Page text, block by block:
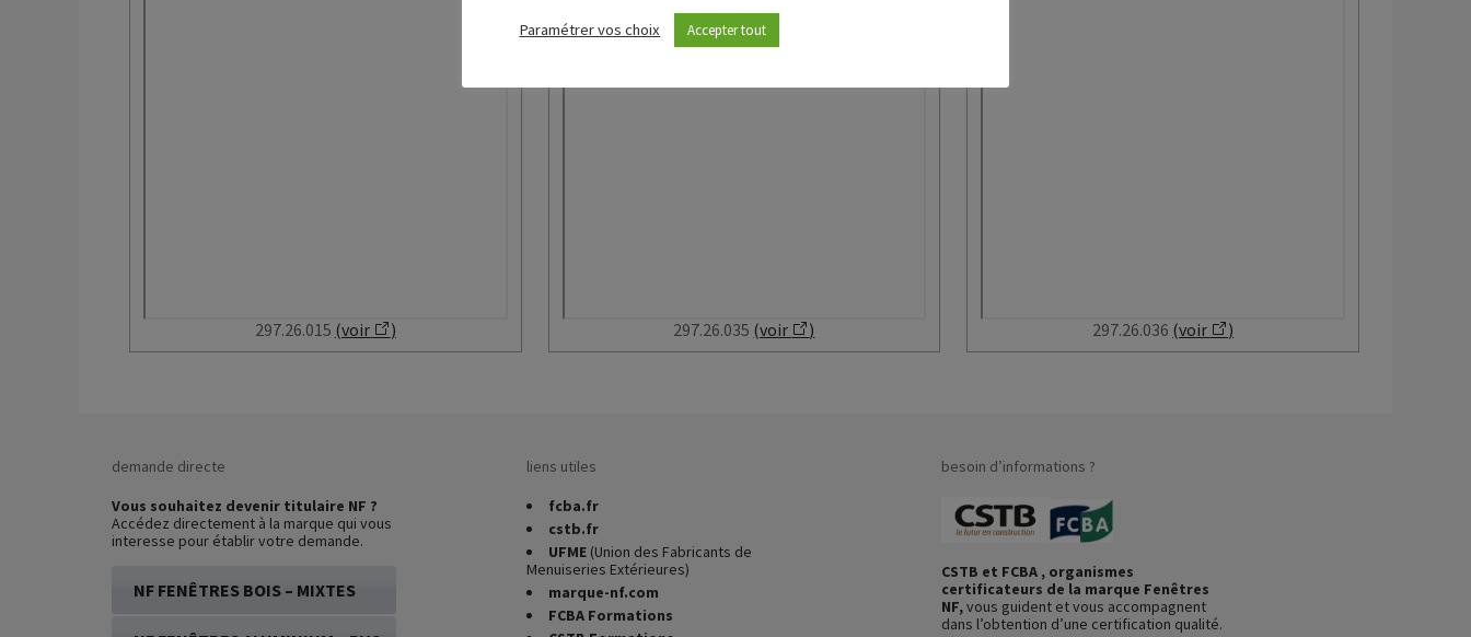
297.26.015 (voir ) 297.26.035 (voir ) 297.26.036 (voir )
demande directe
Vous souhaitez devenir titulaire NF ?
Accédez directement à la marque qui vous
interesse pour établir votre demande.
NF FENÊTRES BOIS – MIXTES
liens utiles
fcba.fr
cstb.fr
UFME (Union des Fabricants de
Menuiseries Extérieures)
marque-nf.com
FCBA Formations
besoin d’informations ?
CSTB et FCBA , organismes
certificateurs de la marque Fenêtres
NF,vous guident et vous accompagnent
dans l’obtention d’une certification qualité.
Paramétrer vos choix Accepter tout